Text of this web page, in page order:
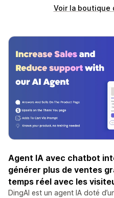
Voir la boutique
Agent IA avec chatbot
générer plus de ventes
temps réel avec les
DingAI est un agent IA doté